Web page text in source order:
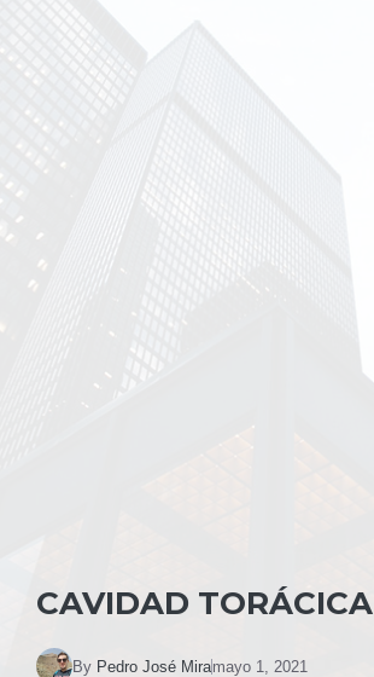
CAVIDAD TORÁCICA
By Pedro José Miramayo 1, 2021